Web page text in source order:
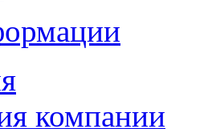
компании